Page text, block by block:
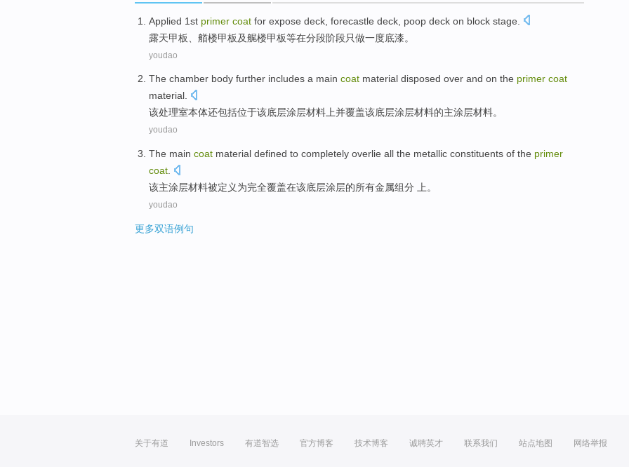
Applied 1st primer coat for expose deck forecastle deck , poop deck on block stage
露天甲板 艏楼甲板及艉楼甲板等在分段阶段只做一度底漆。
youdao
The chamber body further includes a main coat material disposed over and on the primer coat
material.
该处理室本体还包括位于该底层涂层材料上并覆盖该底层涂层材料的主涂层材料。
youdao
The main coat material defined to completely overlie all the metallic constituents of the primer
coat
该主涂层材料被定义为完全覆盖在该底层涂层的所有金属组分 上。
youdao
更多双语例句
关于有道 Investors 有道智选 官方博客 技术博客 诚聘英才 联系我们 站点地图 网络举报